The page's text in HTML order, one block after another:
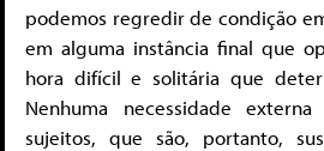
podemos regredir de condição
em alguma instância final que
hora difícil e solitária que
Nenhuma necessidade
sujeitos, que são, portanto,